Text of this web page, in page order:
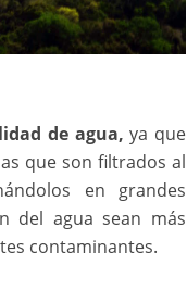
de agua, ya que
que son filtrados al
en grandes
del agua sean más
contaminantes.